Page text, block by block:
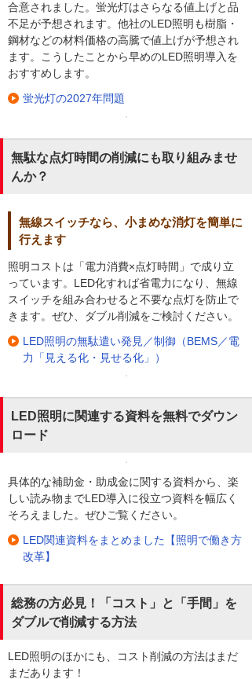
合意されました。蛍光灯はさらなる値上げと品
不足が予想されます。他社のLED照明も樹脂・
鋼材などの材料価格の高騰で値上げが予想され
ます。こうしたことから早めのLED照明導入を
おすすめします。
蛍光灯の2027年問題
無駄な点灯時間の削減にも取り組みませ
んか？
無線スイッチなら、小まめな消灯を簡単に
行えます
照明コストは「電力消費×点灯時間」で成り立
っています。LED化すれば省電力になり、無線
スイッチを組み合わせると不要な点灯を防止で
きます。ぜひ、ダブル削減をご検討ください。
LED照明の無駄遣い発見／制御（BEMS／電
力「見える化・見せる化」）
LED照明に関連する資料を無料でダウン
ロード
具体的な補助金・助成金に関する資料から、楽
しい読み物までLED導入に役立つ資料を幅広く
そろえました。ぜひご覧ください。
LED関連資料をまとめました【照明で働き方
改革】
総務の方必見！「コスト」と「手間」を
ダブルで削減する方法
LED照明のほかにも、コスト削減の方法はまだ
まだあります！